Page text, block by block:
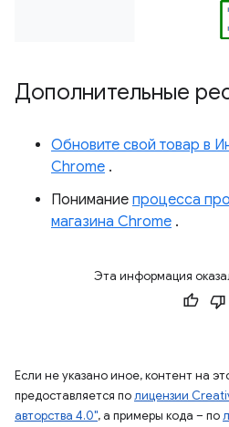
Дополнительные
Обновите свой товар в
Chrome .
Понимание процесса
магазина Chrome .
Эта информация
Если не указано иное, контент на
предоставляется полицензии
авторства 4.0", а примеры кода – по